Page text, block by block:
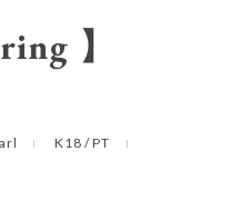
】
K18 / PT